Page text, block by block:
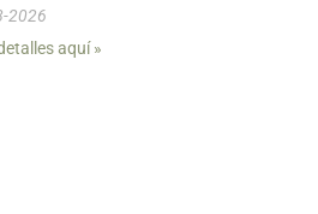
2026
aquí »